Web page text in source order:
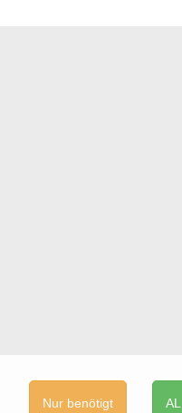
Nur benötigt